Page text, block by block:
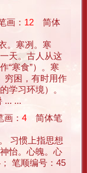
画： 12 简体
。寒冽。寒
天。古人从这
“寒食”）。寒
穷困，有时用作
学习环境）。
... ...
： 4 简体笔
习惯上指思想
怡。心魄。心
笔顺编号：45